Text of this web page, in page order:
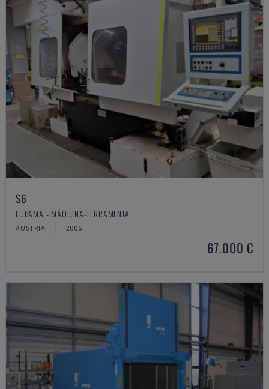
S6
EUBAMA - MÁQUINA-FERRAMENTA
ÁUSTRIA 2006
67.000 €